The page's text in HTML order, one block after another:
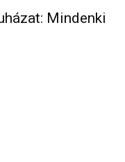
Mindenki